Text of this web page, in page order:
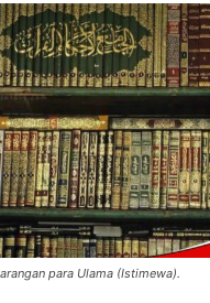
para Ulama (Istimewa).